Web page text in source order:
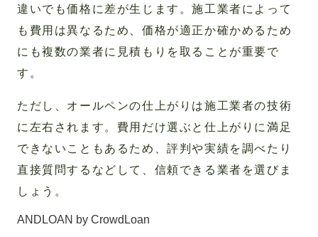
違いでも価格に差が生じます。施工業者によって
も費用は異なるため、価格が適正か確かめるため
にも複数の業者に見積もりを取ることが重要で
す。
ただし、オールペンの仕上がりは施工業者の技術
に左右されます。費用だけ選ぶと仕上がりに満足
できないこともあるため、評判や実績を調べたり
直接質問するなどして、信頼できる業者を選びま
しょう。
ANDLOAN by CrowdLoan